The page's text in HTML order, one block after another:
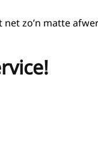
net zo’n matte